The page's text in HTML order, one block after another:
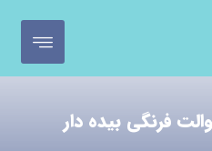
فرنگی بیده دار